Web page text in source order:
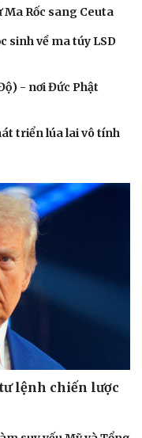
Rốc sang Ceuta
sinh về ma túy LSD
- nơi Đức Phật
triển lúa lai vô tính
lệnh chiến lược